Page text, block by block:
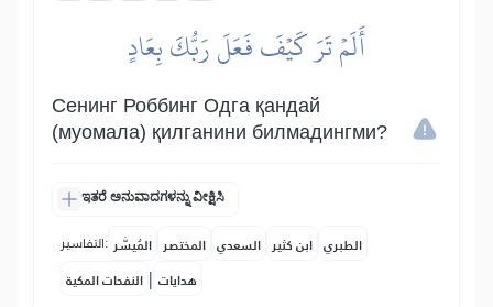
أَلَمۡ تَرَ كَيۡفَ فَعَلَ رَبُّكَ بِعَادٍ
Сенинг Роббинг Одга қандай
(муомала) қилганини билмадингми?
ಇತರೆ ಅನುವಾದಗಳನ್ನು ವೀಕ್ಷಿಸಿ
التفاسير: المُيسَّر المختصر السعدي ابن كثير الطبري
النفحات المكية | هدايات